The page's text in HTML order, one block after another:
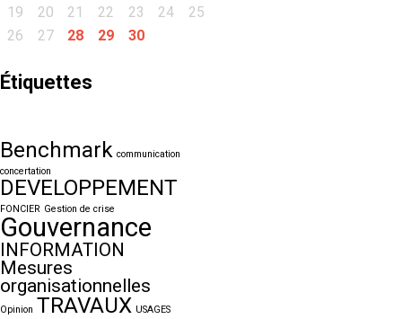
19
20 21 22 23 24
25
26
27 28 29 30
Étiquettes
Benchmark communication
concertation
DEVELOPPEMENT
FONCIER Gestion de crise
Gouvernance
INFORMATION
Mesures
organisationnelles
Opinion TRAVAUX USAGES